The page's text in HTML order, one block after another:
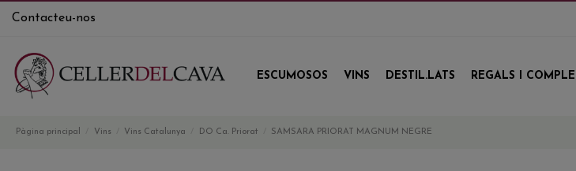
Contacteu-nos
ESCUMOSOS VINS DESTIL.LATS REGALS I
Pàgina principal Vins Vins Catalunya DO Ca. Priorat SAMSARA PRIORAT MAGNUM NEGRE